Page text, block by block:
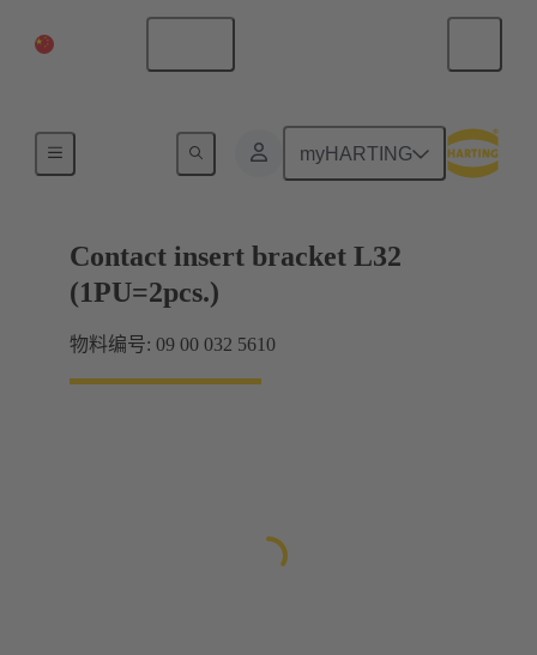
myHARTING
Contact insert bracket L32
(1PU=2pcs.)
物料编号: 09 00 032 5610